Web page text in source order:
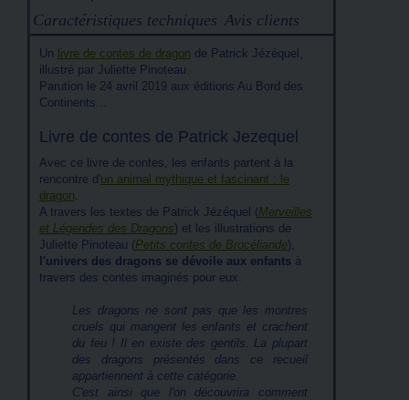
Caractéristiques techniques Avis clients
Un livre de contes de dragon de Patrick Jézéquel,
illustré par Juliette Pinoteau.
Parution le 24 avril 2019 aux éditions Au Bord des
Continents...
Livre de contes de Patrick Jezequel
Avec ce livre de contes, les enfants partent à la
rencontre d'un animal mythique et fascinant : le
dragon.
A travers les textes de Patrick Jézéquel (Merveilles
et Légendes des Dragons) et les illustrations de
Juliette Pinoteau (Petits contes de Brocéliande),
l'univers des dragons se dévoile aux enfants à
travers des contes imaginés pour eux.
Les dragons ne sont pas que les montres
cruels qui mangent les enfants et crachent
du feu ! Il en existe des gentils. La plupart
des dragons présentés dans ce recueil
appartiennent à cette catégorie.
C'est ainsi que l'on découvrira comment